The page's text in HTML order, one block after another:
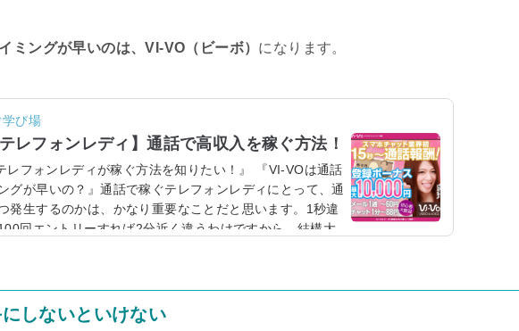
ミングが早いのは、VI-VO（ビーボ） になります。
び場
テレフォンレディ】通話で高収入を稼ぐ方法！
レフォンレディが稼ぐ方法を知りたい！』 『VI-VOは通話
グが早いの？』通話で稼ぐテレフォンレディにとって、通
発生するのかは、かなり重要なことだと思います。1秒違
回エントリーすれば2分近く違うわけですから、結構大
稼ぎたいテレフォンレディはビーボがおすすめ！もしこ
ォンレディで稼ぐならば、断然ビーボがおす...
しないといけない